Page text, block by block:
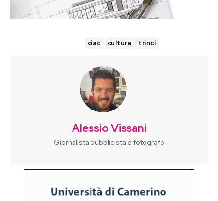
ciac cultura trinci
Alessio Vissani
Giornalista pubblicista e fotografo